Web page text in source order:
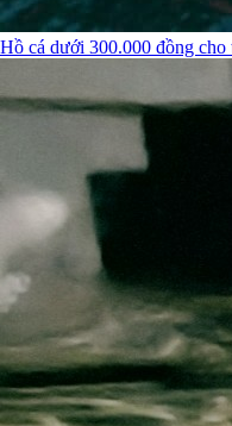
Hồ cá dưới 300.000 đồng cho